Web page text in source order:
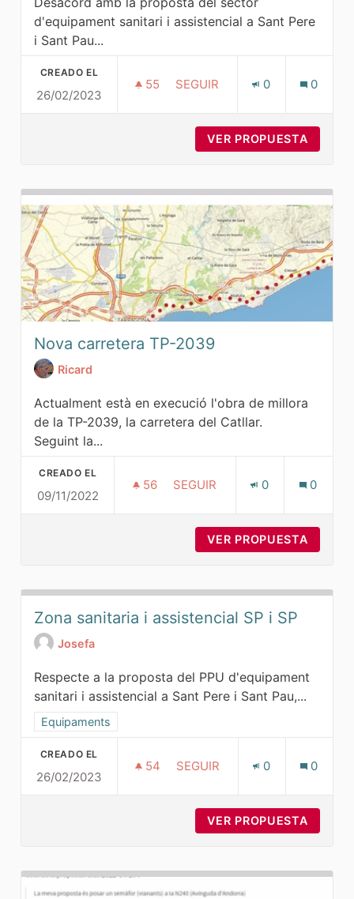
d'equipament sanitari i assistencial a Sant Pere
i Sant Pau...
CREADO EL
26/02/2023
55 55 SEGUIDORAS
SEGUIR 0 0
VER PROPUESTA
Nova carretera TP-2039
Ricard
Actualment està en execució l'obra de millora
de la TP-2039, la carretera del Catllar.
Seguint la...
CREADO EL
09/11/2022
56 56 SEGUIDORAS
SEGUIR 0 0
VER PROPUESTA
Zona sanitaria i assistencial SP i SP
Josefa
Respecte a la proposta del PPU d'equipament
sanitari i assistencial a Sant Pere i Sant Pau,...
Resultados al filtrar por la categoría: Equipaments
Equipaments
CREADO EL
26/02/2023
54 54 SEGUIDORAS
SEGUIR 0 0
VER PROPUESTA